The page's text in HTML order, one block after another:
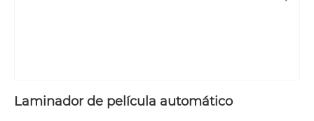
Laminador de película automático